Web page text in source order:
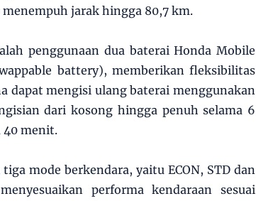
jarak hingga 80,7 km.
penggunaan dua baterai Honda Mobile
battery), memberikan fleksibilitas
dapat mengisi ulang baterai menggunakan
dari kosong hingga penuh selama 6
40 menit.
mode berkendara, yaitu ECON, STD dan
performa kendaraan sesuai